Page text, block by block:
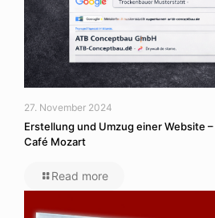
27. November 2024
Erstellung und Umzug einer Website
Café Mozart
Read more